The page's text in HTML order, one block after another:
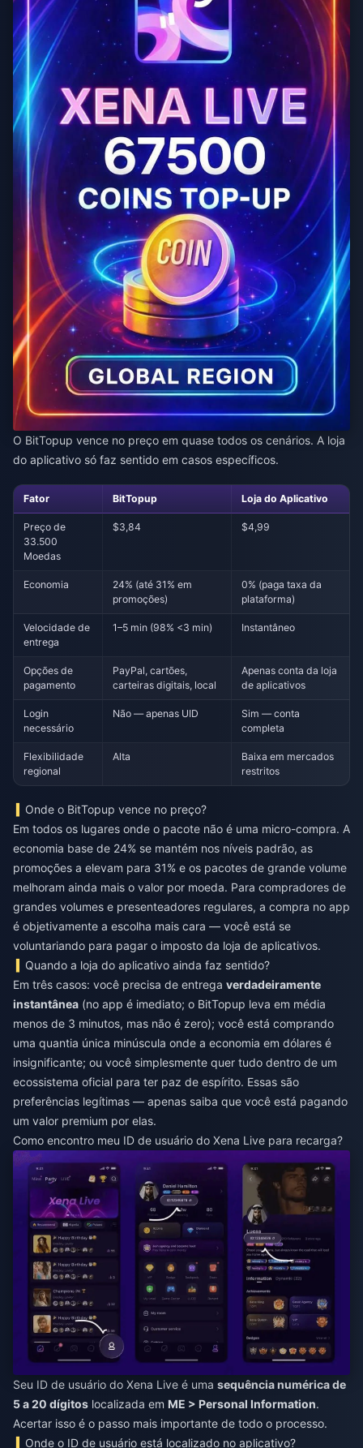
O BitTopup vence no preço em quase todos os cenários. A loja
do aplicativo só faz sentido em casos específicos.
Fator BitTopup Loja do Aplicativo
Preço de
33.500
Moedas
$3,84 $4,99
Economia
24% (até 31% em
promoções)
0% (paga taxa da
plataforma)
Velocidade de
entrega
1–5 min (98% <3 min) Instantâneo
Opções de
pagamento
PayPal, cartões,
carteiras digitais, local
Apenas conta da loja
de aplicativos
Login
necessário
Não — apenas UID
Sim — conta
completa
Flexibilidade
regional
Alta
Baixa em mercados
restritos
Onde o BitTopup vence no preço?
Em todos os lugares onde o pacote não é uma micro-compra. A
economia base de 24% se mantém nos níveis padrão, as
promoções a elevam para 31% e os pacotes de grande volume
melhoram ainda mais o valor por moeda. Para compradores de
grandes volumes e presenteadores regulares, a compra no app
é objetivamente a escolha mais cara — você está se
voluntariando para pagar o imposto da loja de aplicativos.
Quando a loja do aplicativo ainda faz sentido?
Em três casos: você precisa de entrega verdadeiramente
instantânea (no app é imediato; o BitTopup leva em média
menos de 3 minutos, mas não é zero); você está comprando
uma quantia única minúscula onde a economia em dólares é
insignificante; ou você simplesmente quer tudo dentro de um
ecossistema oficial para ter paz de espírito. Essas são
preferências legítimas — apenas saiba que você está pagando
um valor premium por elas.
Como encontro meu ID de usuário do Xena Live para recarga?
Seu ID de usuário do Xena Live é uma sequência numérica de
5 a 20 dígitos localizada em ME > Personal Information.
Acertar isso é o passo mais importante de todo o processo.
Onde o ID de usuário está localizado no aplicativo?